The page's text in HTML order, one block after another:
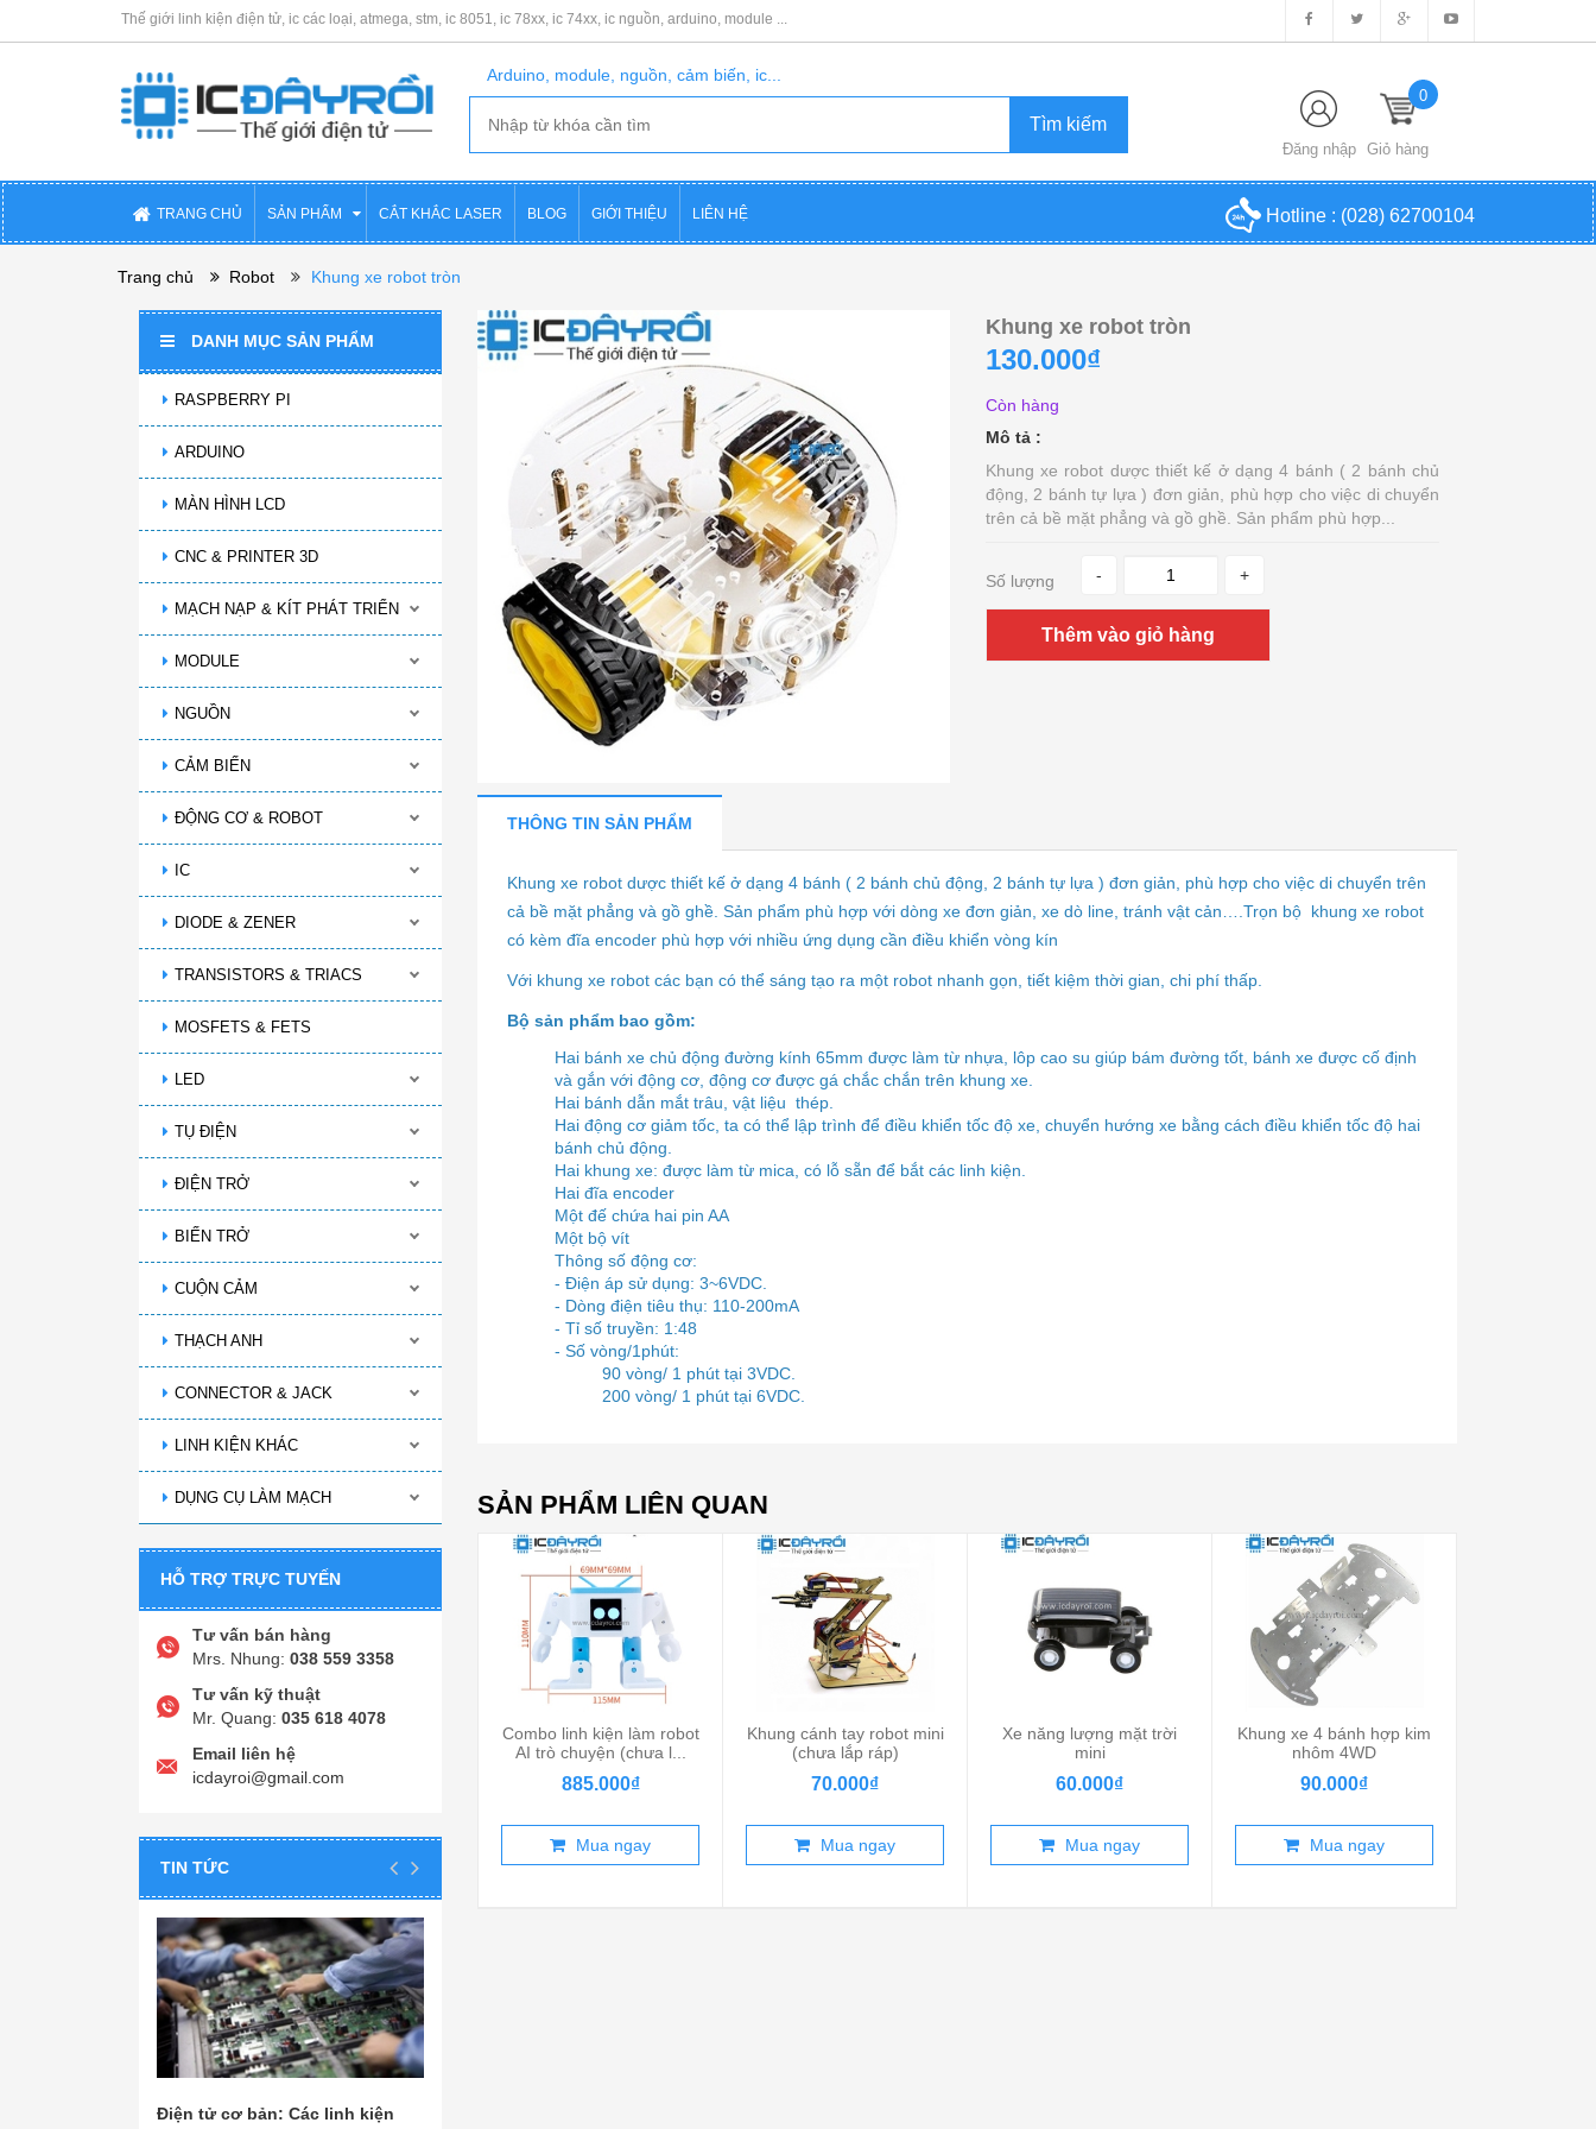
Thế giới linh kiện điện tử, ic các loại, atmega, stm, ic 8051, ic 78xx, ic 74xx, ic nguồn, arduino, module ...
Arduino, module, nguồn, cảm biến, ic...
Đăng nhập Giỏ hàng
0
TRANG CHỦ SẢN PHẨM CẮT KHẮC LASER BLOG GIỚI THIỆU LIÊN HỆ Hotline : (028) 62700104
Trang chủ Robot Khung xe robot tròn
DANH MỤC SẢN PHẨM
RASPBERRY PI
ARDUINO
MÀN HÌNH LCD
CNC & PRINTER 3D
MẠCH NẠP & KÍT PHÁT TRIỂN
MODULE
NGUỒN
CẢM BIẾN
ĐỘNG CƠ & ROBOT
IC
DIODE & ZENER
TRANSISTORS & TRIACS
MOSFETS & FETS
LED
TỤ ĐIỆN
ĐIỆN TRỞ
BIẾN TRỞ
CUỘN CẢM
THẠCH ANH
CONNECTOR & JACK
LINH KIỆN KHÁC
DỤNG CỤ LÀM MẠCH
HỖ TRỢ TRỰC TUYẾN
Tư vấn bán hàng
Mrs. Nhung: 038 559 3358
Tư vấn kỹ thuật
Mr. Quang: 035 618 4078
Email liên hệ
icdayroi@gmail.com
TIN TỨC
Điện tử cơ bản: Các linh kiện
Khung xe robot tròn
130.000₫
Còn hàng
Mô tả :
Khung xe robot dược thiết kế ở dạng 4 bánh ( 2 bánh chủ
động, 2 bánh tự lựa ) đơn giản, phù hợp cho việc di chuyển
trên cả bề mặt phẳng và gồ ghề. Sản phẩm phù hợp...
Số lượng - +
Thêm vào giỏ hàng
THÔNG TIN SẢN PHẨM
Khung xe robot dược thiết kế ở dạng 4 bánh ( 2 bánh chủ động, 2 bánh tự lựa ) đơn giản, phù hợp cho việc di chuyển trên
cả bề mặt phẳng và gồ ghề. Sản phẩm phù hợp với dòng xe đơn giản, xe dò line, tránh vật cản….Trọn bộ khung xe robot
có kèm đĩa encoder phù hợp với nhiều ứng dụng cần điều khiển vòng kín
Với khung xe robot các bạn có thể sáng tạo ra một robot nhanh gọn, tiết kiệm thời gian, chi phí thấp.
Bộ sản phẩm bao gồm:
Hai bánh xe chủ động đường kính 65mm được làm từ nhựa, lôp cao su giúp bám đường tốt, bánh xe được cố định
và gắn với động cơ, động cơ được gá chắc chắn trên khung xe.
Hai bánh dẫn mắt trâu, vật liệu thép.
Hai động cơ giảm tốc, ta có thể lập trình để điều khiển tốc độ xe, chuyển hướng xe bằng cách điều khiển tốc độ hai
bánh chủ động.
Hai khung xe: được làm từ mica, có lỗ sẵn để bắt các linh kiện.
Hai đĩa encoder
Một đế chứa hai pin AA
Một bộ vít
Thông số động cơ:
- Điện áp sử dụng: 3~6VDC.
- Dòng điện tiêu thụ: 110-200mA
- Tỉ số truyền: 1:48
- Số vòng/1phút:
90 vòng/ 1 phút tại 3VDC.
200 vòng/ 1 phút tại 6VDC.
SẢN PHẨM LIÊN QUAN
Combo linh kiện làm robot
AI trò chuyện (chưa l...
885.000₫
Mua ngay
Khung cánh tay robot mini
(chưa lắp ráp)
70.000₫
Mua ngay
Xe năng lượng mặt trời
mini
60.000₫
Mua ngay
Khung xe 4 bánh hợp kim
nhôm 4WD
90.000₫
Mua ngay